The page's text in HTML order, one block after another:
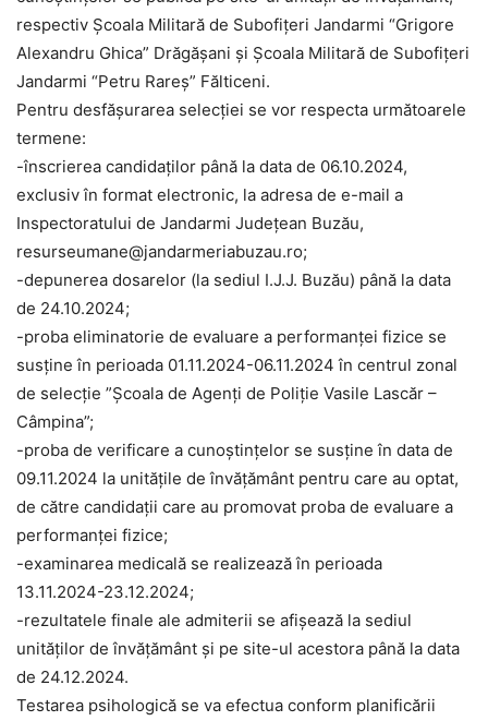
respectiv Şcoala Militară de Subofiţeri Jandarmi “Grigore
Alexandru Ghica” Drăgăşani și Şcoala Militară de Subofiţeri
Jandarmi “Petru Rareş” Fălticeni.
Pentru desfăşurarea selecţiei se vor respecta următoarele
termene:
-înscrierea candidaților până la data de 06.10.2024,
exclusiv în format electronic, la adresa de e-mail a
Inspectoratului de Jandarmi Județean Buzău,
resurseumane@jandarmeriabuzau.ro;
-depunerea dosarelor (la sediul I.J.J. Buzău) până la data
de 24.10.2024;
-proba eliminatorie de evaluare a performanței fizice se
susține în perioada 01.11.2024-06.11.2024 în centrul zonal
de selecție ”Școala de Agenți de Poliție Vasile Lascăr –
Câmpina”;
-proba de verificare a cunoștințelor se susține în data de
09.11.2024 la unitățile de învățământ pentru care au optat,
de către candidații care au promovat proba de evaluare a
performanței fizice;
-examinarea medicală se realizează în perioada
13.11.2024-23.12.2024;
-rezultatele finale ale admiterii se afișează la sediul
unităților de învățământ și pe site-ul acestora până la data
de 24.12.2024.
Testarea psihologică se va efectua conform planificării